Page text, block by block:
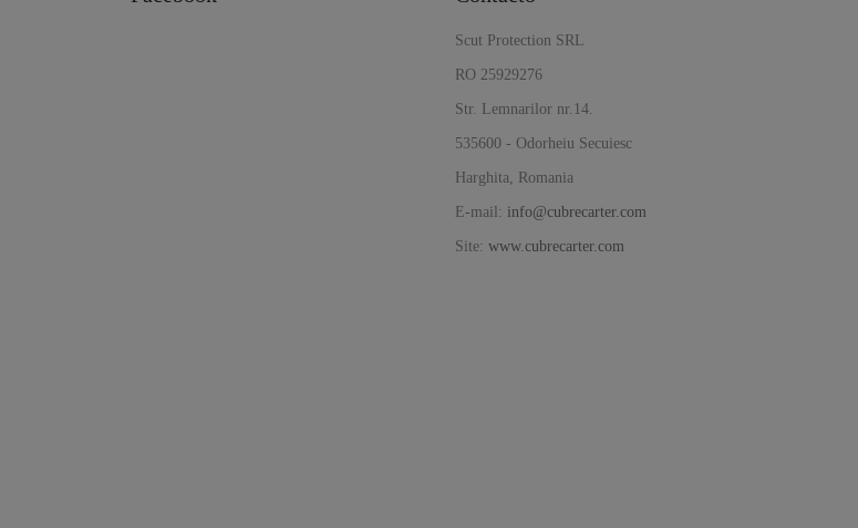
Scut Protection SRL
RO 25929276
Str. Lemnarilor nr.14.
535600 - Odorheiu Secuiesc
Harghita, Romania
E-mail: info@cubrecarter.com
Site: www.cubrecarter.com